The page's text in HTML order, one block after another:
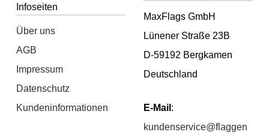
Infoseiten
Über uns
AGB
Impressum
Datenschutz
Kundeninformationen
MaxFlags GmbH
Lünener Straße 23B
D-59192 Bergkamen
Deutschland
E-Mail :
kundenservice@flaggen